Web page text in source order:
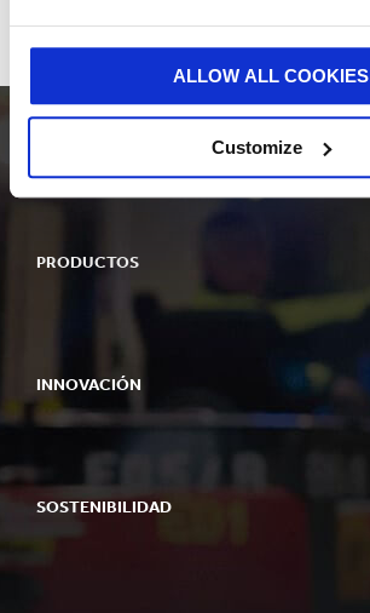
ALLOW ALL COOKIES
Customize
PRODUCTOS
INNOVACIÓN
SOSTENIBILIDAD